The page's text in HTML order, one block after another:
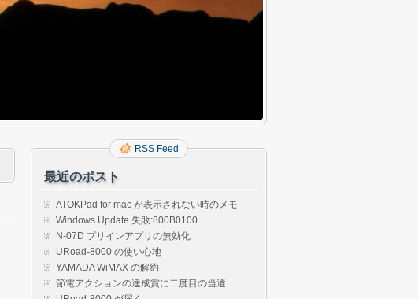
RSS Feed
最近のポスト
ATOKPad for mac が表示されない時のメモ
Windows Update 失敗:800B0100
N-07D プリインアプリの無効化
URoad-8000 の使い心地
YAMADA WiMAX の解約
節電アクションの達成賞に二度目の当選